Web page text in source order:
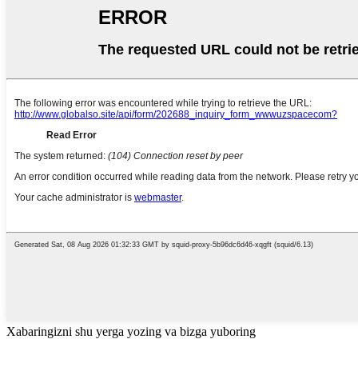
Xabaringizni shu yerga yozing va bizga yuboring